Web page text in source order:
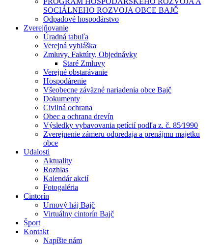
SOCIÁLNEHO ROZVOJA OBCE BAJČ
Odpadové hospodárstvo
Zverejňovanie
Úradná tabuľa
Verejná vyhláška
Zmluvy, Faktúry, Objednávky
Staré Zmluvy
Verejné obstarávanie
Hospodárenie
Všeobecne záväzné nariadenia obce Bajč
Dokumenty
Civilná ochrana
Obec a ochrana drevín
Výsledky vybavovania petícií podľa z. č. 85⁄1990
Zverejnenie zámeru odpredaja a prenájmu majetku
obce
Udalosti
Aktuality
Rozhlas
Kalendár akcií
Fotogaléria
Cintorín
Urnový háj Bajč
Virtuálny cintorín Bajč
Šport
Kontakt
Napíšte nám